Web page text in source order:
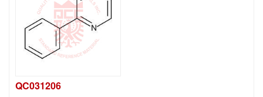
QC031206